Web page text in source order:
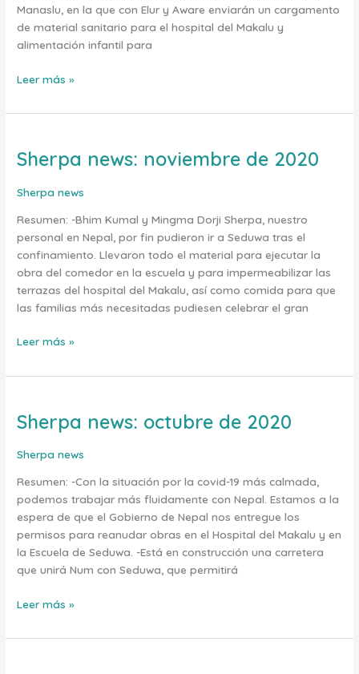
Manaslu, en la que con Elur y Aware enviarán un cargamento
de material sanitario para el hospital del Makalu y
alimentación infantil para
Leer más »
Sherpa news: noviembre de 2020
Sherpa news
Resumen: -Bhim Kumal y Mingma Dorji Sherpa, nuestro
personal en Nepal, por fin pudieron ir a Seduwa tras el
confinamiento. Llevaron todo el material para ejecutar la
obra del comedor en la escuela y para impermeabilizar las
terrazas del hospital del Makalu, así como comida para que
las familias más necesitadas pudiesen celebrar el gran
Sherpa
noviembre
2020
Leer más »
Sherpa news: octubre de 2020
Sherpa news
Resumen: -Con la situación por la covid-19 más calmada,
podemos trabajar más fluidamente con Nepal. Estamos a la
espera de que el Gobierno de Nepal nos entregue los
permisos para reanudar obras en el Hospital del Makalu y en
la Escuela de Seduwa. -Está en construcción una carretera
que unirá Num con Seduwa, que permitirá
Sherpa
octubre
2020
Leer más »